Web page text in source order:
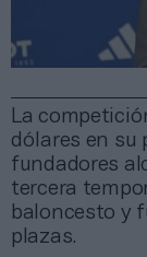
La
dólares en su
fundadores
tercera
baloncesto y
plazas.